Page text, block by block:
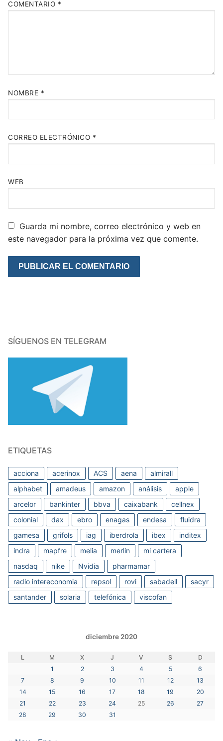
COMENTARIO *
NOMBRE *
CORREO ELECTRÓNICO *
WEB
Guarda mi nombre, correo electrónico y web en
este navegador para la próxima vez que comente.
SÍGUENOS EN TELEGRAM
ETIQUETAS
acciona acerinox ACS aena
almirall
alphabet
amadeus amazon análisis
apple
arcelor
bankinter bbva caixabank
cellnex
colonial
dax ebro enagas endesa
fluidra
gamesa
grifols iag iberdrola ibex
inditex
indra
mapfre melia merlin
mi cartera
nasdaq
nike Nvidia
pharmamar
radio intereconomia
repsol rovi sabadell
sacyr
santander
solaria telefónica viscofan
diciembre 2020
L M X J V S
D
1
2 3 4 5
6
7
8 9 10 11 12
13
14
15 16 17 18 19
20
21
22 23 24 25 26
27
28
29 30 31